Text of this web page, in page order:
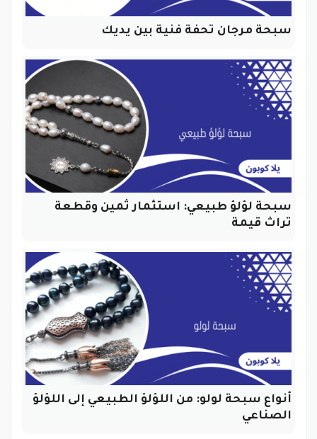
سبحة مرجان تحفة فنية بين يديك
سبحة لؤلؤ طبيعي: استثمار ثمين وقطعة
تراث قيمة
أنواع سبحة لولو: من اللؤلؤ الطبيعي إلى اللؤلؤ
الصناعي